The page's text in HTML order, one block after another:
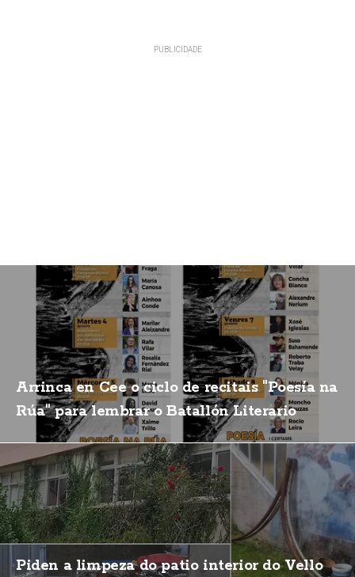
Arrinca en Cee o ciclo de recitais "Poesía na
Rúa" para lembrar o Batallón Literario
Piden a limpeza do patio interior do Vello